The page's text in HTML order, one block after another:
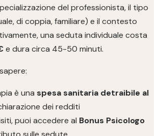
del professionista, il tipo
di coppia, familiare) e il contesto
una seduta individuale costa
e dura circa 45-50 minuti.
è una spesa sanitaria detraibile al
dei redditi
puoi accedere al Bonus Psicologo